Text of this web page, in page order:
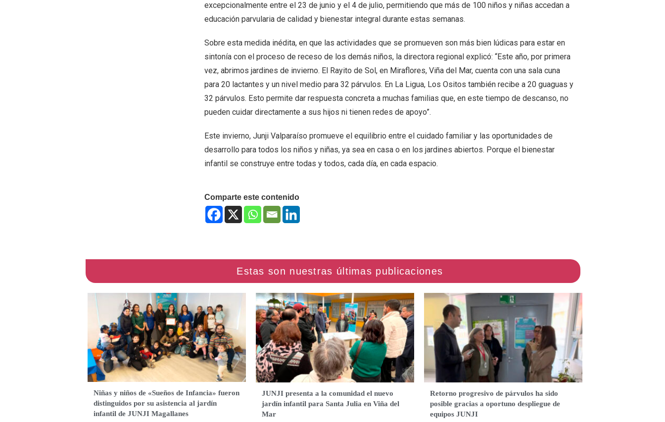
excepcionalmente entre el 23 de junio y el 4 de julio, permitiendo que más de 100 niños y niñas accedan a
educación parvularia de calidad y bienestar integral durante estas semanas.
Sobre esta medida inédita, en que las actividades que se promueven son más bien lúdicas para estar en
sintonía con el proceso de receso de los demás niños, la directora regional explicó: “Este año, por primera
vez, abrimos jardines de invierno. El Rayito de Sol, en Miraflores, Viña del Mar, cuenta con una sala cuna
para 20 lactantes y un nivel medio para 32 párvulos. En La Ligua, Los Ositos también recibe a 20 guaguas y
32 párvulos. Esto permite dar respuesta concreta a muchas familias que, en este tiempo de descanso, no
pueden cuidar directamente a sus hijos ni tienen redes de apoyo”.
Este invierno, Junji Valparaíso promueve el equilibrio entre el cuidado familiar y las oportunidades de
desarrollo para todos los niños y niñas, ya sea en casa o en los jardines abiertos. Porque el bienestar
infantil se construye entre todas y todos, cada día, en cada espacio.
Comparte este contenido
Niñas y niños de «Sueños de Infancia» fueron
distinguidos por su asistencia al jardín
infantil de JUNJI Magallanes
JUNJI presenta a la comunidad el nuevo
jardín infantil para Santa Julia en Viña del
Mar
Retorno progresivo de párvulos ha sido
posible gracias a oportuno despliegue de
equipos JUNJI